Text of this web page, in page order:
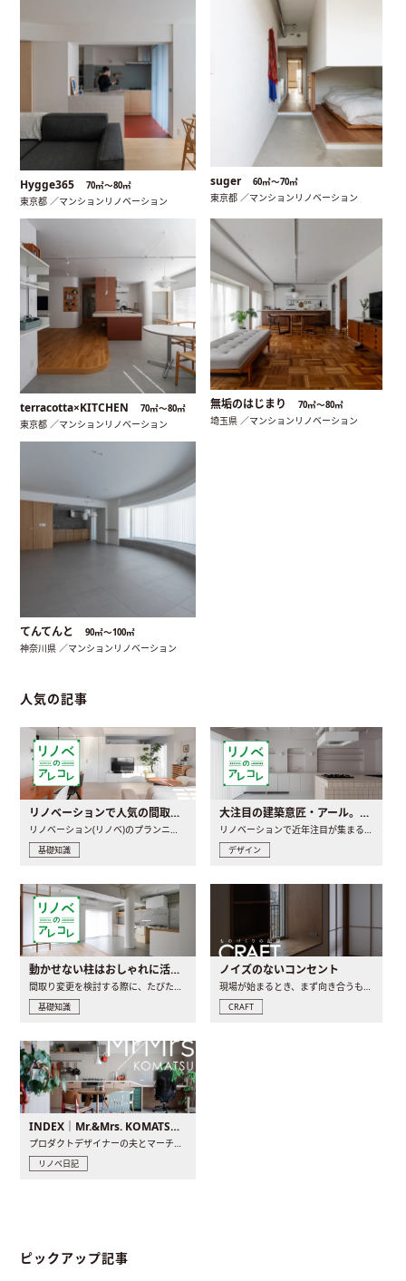
Hygge365 70㎡〜80㎡
東京都 ／マンションリノベーション
suger 60㎡〜70㎡
東京都 ／マンションリノベーション
terracotta×KITCHEN 70㎡〜80㎡
東京都 ／マンションリノベーション
無垢のはじまり 70㎡〜80㎡
埼玉県 ／マンションリノベーション
てんてんと 90㎡〜100㎡
神奈川県 ／マンションリノベーション
人気の記事
リノベーションで人気の間取りとは？トレンドの間取りと実例を徹底解説
基礎知識
大注目の建築意匠・アール。人気の理由と空間に取り入れるポイント
デザイン
動かせない柱はおしゃれに活用！柱を魅せるリノベーション(リノベ)4選
基礎知識
ノイズのないコンセント
CRAFT
INDEX｜Mr.&Mrs. KOMATSU renovation diary
リノベ日記
ピックアップ記事